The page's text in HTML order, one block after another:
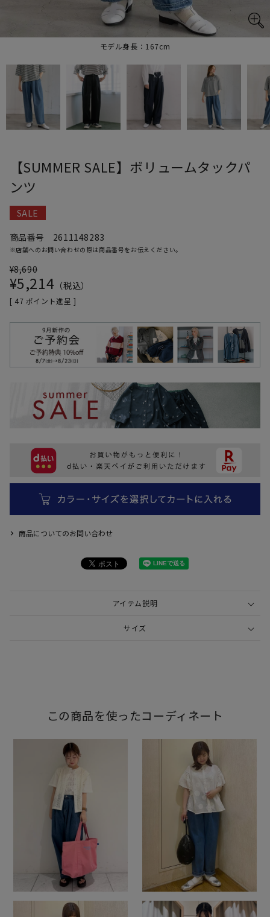
モデル身長：167cm
【SUMMER SALE】ボリュームタックパ
ンツ
SALE
商品番号
2611148283
※店舗へのお問い合わせの際は商品番号をお伝えください。
¥8,690
¥5,214 税込
[ 47 ポイント進呈 ]
商品についてのお問い合わせ
アイテム説明
サイズ
この商品を使ったコーディネート